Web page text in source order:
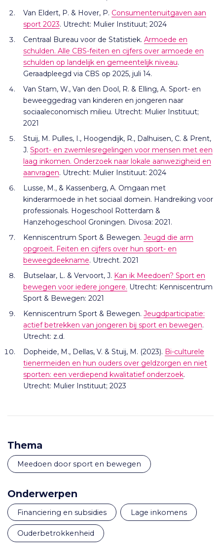
Van Eldert, P. & Hover, P. Consumentenuitgaven aan
sport 2023. Utrecht: Mulier Instituut; 2024
Centraal Bureau voor de Statistiek. Armoede en
schulden. Alle CBS-feiten en cijfers over armoede en
schulden op landelijk en gemeentelijk niveau.
Geraadpleegd via CBS op 2025, juli 14.
Van Stam, W., Van den Dool, R. & Elling, A. Sport- en
beweeggedrag van kinderen en jongeren naar
sociaaleconomisch milieu. Utrecht: Mulier Instituut;
2021
Stuij, M. Pulles, I., Hoogendijk, R., Dalhuisen, C. & Prent,
J. Sport- en zwemlesregelingen voor mensen met een
laag inkomen. Onderzoek naar lokale aanwezigheid en
aanvragen. Utrecht: Mulier Instituut: 2024
Lusse, M., & Kassenberg, A. Omgaan met
kinderarmoede in het sociaal domein. Handreiking voor
professionals. Hogeschool Rotterdam &
Hanzehogeschool Groningen. Divosa: 2021.
Kenniscentrum Sport & Bewegen. Jeugd die arm
opgroeit. Feiten en cijfers over hun sport- en
beweegdeekname. Utrecht. 2021
Butselaar, L. & Vervoort, J. Kan ik Meedoen? Sport en
bewegen voor iedere jongere. Utrecht: Kenniscentrum
Sport & Bewegen: 2021
Kenniscentrum Sport & Bewegen. Jeugdparticipatie:
actief betrekken van jongeren bij sport en bewegen.
Utrecht: z.d.
Dopheide, M., Dellas, V. & Stuij, M. (2023). Bi-culturele
tienermeiden en hun ouders over geldzorgen en niet
sporten: een verdiepend kwalitatief onderzoek.
Utrecht: Mulier Instituut; 2023
Thema
Meedoen door sport en bewegen
Onderwerpen
financiering en subsidies lage inkomens
ouderbetrokkenheid